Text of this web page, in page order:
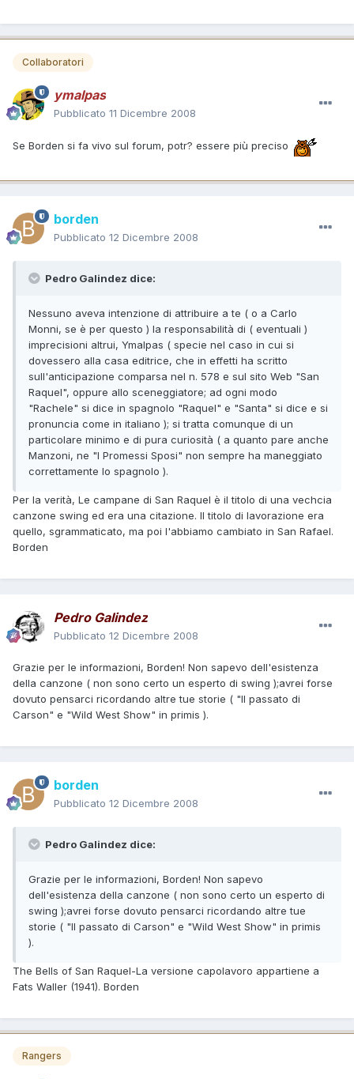
Collaboratori
ymalpas
Pubblicato 11 Dicembre 2008
Se Borden si fa vivo sul forum, potr? essere più preciso
borden
Pubblicato 12 Dicembre 2008
Pedro Galindez dice:
Nessuno aveva intenzione di attribuire a te ( o a Carlo
Monni, se è per questo ) la responsabilità di ( eventuali )
imprecisioni altrui, Ymalpas ( specie nel caso in cui si
dovessero alla casa editrice, che in effetti ha scritto
sull'anticipazione comparsa nel n. 578 e sul sito Web "San
Raquel", oppure allo sceneggiatore; ad ogni modo
"Rachele" si dice in spagnolo "Raquel" e "Santa" si dice e si
pronuncia come in italiano ); si tratta comunque di un
particolare minimo e di pura curiosità ( a quanto pare anche
Manzoni, ne "I Promessi Sposi" non sempre ha maneggiato
correttamente lo spagnolo ).
Per la verità, Le campane di San Raquel è il titolo di una vechcia
canzone swing ed era una citazione. Il titolo di lavorazione era
quello, sgrammaticato, ma poi l'abbiamo cambiato in San Rafael.
Borden
Pedro Galindez
Pubblicato 12 Dicembre 2008
Grazie per le informazioni, Borden! Non sapevo dell'esistenza
della canzone ( non sono certo un esperto di swing );avrei forse
dovuto pensarci ricordando altre tue storie ( "Il passato di
Carson" e "Wild West Show" in primis ).
borden
Pubblicato 12 Dicembre 2008
Pedro Galindez dice:
Grazie per le informazioni, Borden! Non sapevo
dell'esistenza della canzone ( non sono certo un esperto di
swing );avrei forse dovuto pensarci ricordando altre tue
storie ( "Il passato di Carson" e "Wild West Show" in primis
).
The Bells of San Raquel-La versione capolavoro appartiene a
Fats Waller (1941). Borden
Rangers